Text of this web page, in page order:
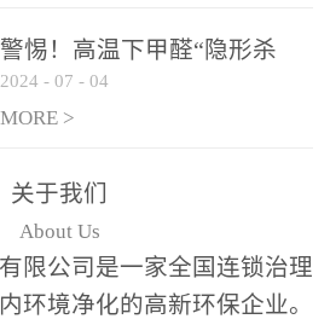
警惕！高温下甲醛“隐形杀
手”来袭，你的家安全吗？
2024 - 07 - 04
MORE >
关于我们
About Us
限公司是一家全国连锁治理
环境净化的高新环保企业。